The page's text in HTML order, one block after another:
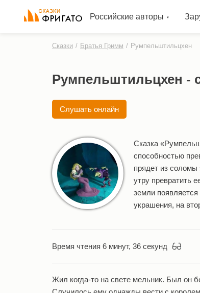
Российские авторы
Сказки / Братья Гримм / Румпельштильцхен
Румпельштильцхен -
Слушать онлайн
Сказка
способностью
прядет из соломы
утру превратить
земли
украшения, на
Время чтения 6 минут, 36 секунд
Жил когда-то на свете мельник. Был он